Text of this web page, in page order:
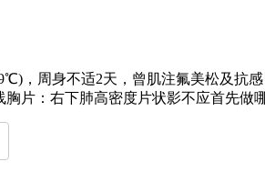
，周身不适2天，曾肌注氟美松及抗
片：右下肺高密度片状影不应首先做